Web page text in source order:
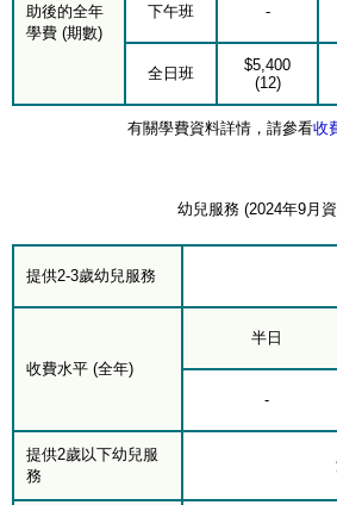
助後的全年
學費 (期數)
下午班 -
全日班
$5,400
(12)
有關學費資料詳情，請參看收
幼兒服務 (2024年9月
提供2-3歲幼兒服務
收費水平 (全年)
半日
-
提供2歲以下幼兒服
務